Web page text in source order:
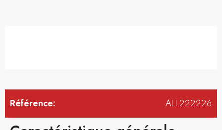
Référence: ALL222226